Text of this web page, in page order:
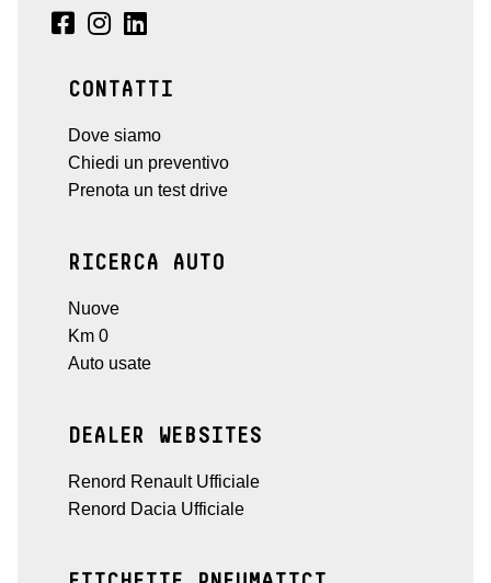
CONTATTI
Dove siamo
Chiedi un preventivo
Prenota un test drive
RICERCA AUTO
Nuove
Km 0
Auto usate
DEALER WEBSITES
Renord Renault Ufficiale
Renord Dacia Ufficiale